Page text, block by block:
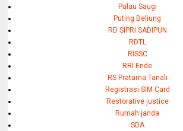
Pulau Saugi
Puting Beliung
RD SIPRI SADIPUN
RDTL
RISSC
RRI Ende
RS Pratama Tanali
Registrasi SIM Card
Restorative justice
Rumah janda
SDA